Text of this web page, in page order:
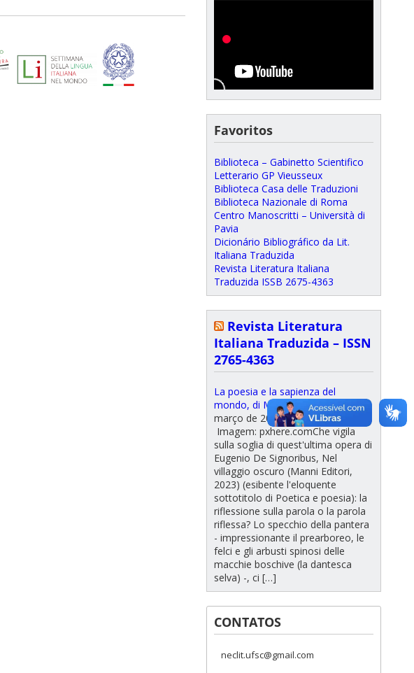
Favoritos
Biblioteca – Gabinetto Scientifico
Letterario GP Vieusseux
Biblioteca Casa delle Traduzioni
Biblioteca Nazionale di Roma
Centro Manoscritti – Università di
Pavia
Dicionário Bibliográfico da Lit.
Italiana Traduzida
Revista Literatura Italiana
Traduzida ISSB 2675-4363
Revista Literatura
Italiana Traduzida – ISSN
2765-4363
La poesia e la sapienza del
mondo, di Marco Ceriani 17 de
março de 2023
Imagem: pxhere.comChe vigila
sulla soglia di quest'ultima opera di
Eugenio De Signoribus, Nel
villaggio oscuro (Manni Editori,
2023) (esibente l'eloquente
sottotitolo di Poetica e poesia): la
riflessione sulla parola o la parola
riflessa? Lo specchio della pantera
- impressionante il prearboreo, le
felci e gli arbusti spinosi delle
macchie boschive (la dantesca
selva) -, ci […]
CONTATOS
neclit.ufsc@gmail.com